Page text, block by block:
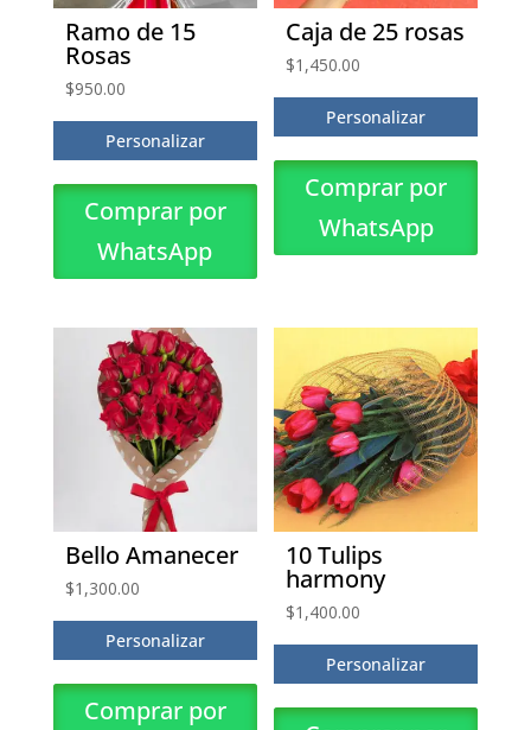
Ramo de 15
Rosas
$950.00
Personalizar
Comprar por
WhatsApp
Caja de 25 rosas
$1,450.00
Personalizar
Comprar por
WhatsApp
Bello Amanecer
$1,300.00
Personalizar
Comprar por
10 Tulips
harmony
$1,400.00
Personalizar